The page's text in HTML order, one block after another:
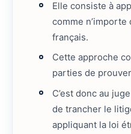
Elle consiste à
comme
français.
Cette approche
parties de
C’est donc au
de trancher le
appliquant la loi